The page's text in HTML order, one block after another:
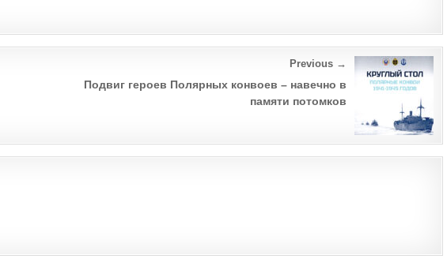
Previous →
Подвиг героев Полярных конвоев – навечно в
памяти потомков